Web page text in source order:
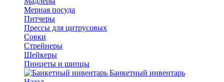
Мерная посуда
Питчеры
Прессы для цитрусовых
Совки
Стрейнеры
Шейкеры
Пинцеты и щипцы
Банкетный инвентарь